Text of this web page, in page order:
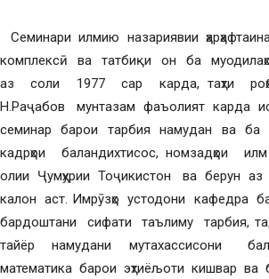
Семинари илмию назариявии
комплексӣ ва татбиқи он ба
аз соли 1977 сар карда, таҳти
Н.Раҷабов мунтазам фаъолият карда
семинар барои тарбия намудан ва ба
кадрҳои баландихтисос, номзадҳои
олии Ҷумҳурии Тоҷикистон ва берун
калон аст. Имрӯзҳо устодони кафедра
бардоштани сифати таълиму тарбия,
тайёр намудани мутахассисони
математика барои эҳтиёљоти кишвар